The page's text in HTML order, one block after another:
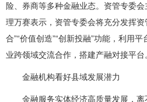
险、券商等多种金融业态。资管专委
理万赛表示，资管专委会将充分发挥资
合”“价值创造”“创新投融”功能，利用
业跨领域交流合作，搭建产融对接平台
金融机构看好县域发展潜力
金融服务实体经济高质量发展，